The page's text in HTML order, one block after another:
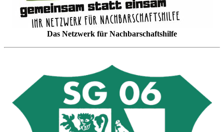
Das Netzwerk für Nachbarschaftshilfe